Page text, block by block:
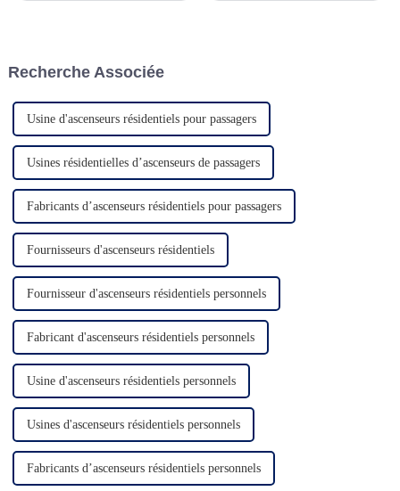
d'énergie...
Recherche Associée
Usine d'ascenseurs résidentiels pour passagers
Usines résidentielles d’ascenseurs de passagers
Fabricants d’ascenseurs résidentiels pour passagers
Fournisseurs d'ascenseurs résidentiels
Fournisseur d'ascenseurs résidentiels personnels
Fabricant d'ascenseurs résidentiels personnels
Usine d'ascenseurs résidentiels personnels
Usines d'ascenseurs résidentiels personnels
Fabricants d’ascenseurs résidentiels personnels